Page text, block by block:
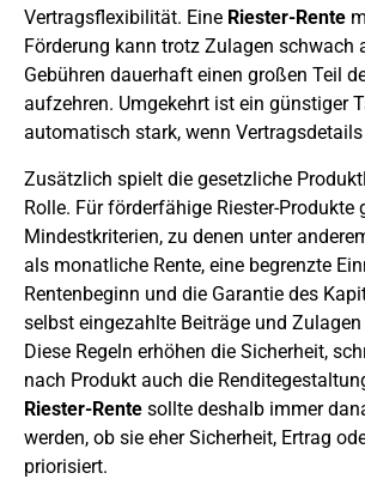
Vertragsflexibilität. Eine Riester-Rente
Förderung kann trotz Zulagen schwach
Gebühren dauerhaft einen großen Teil
aufzehren. Umgekehrt ist ein günstiger
automatisch stark, wenn
Zusätzlich spielt die gesetzliche
Rolle. Für förderfähige Riester-Produkte
Mindestkriterien, zu denen unter
als monatliche Rente, eine begrenzte
Rentenbeginn und die Garantie des
selbst eingezahlte Beiträge und Zulagen
Diese Regeln erhöhen die Sicherheit,
nach Produkt auch die
Riester-Rente sollte deshalb immer
werden, ob sie eher Sicherheit, Ertrag
priorisiert.